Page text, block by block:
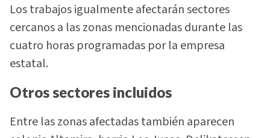
Los trabajos igualmente afectarán sectores
cercanos a las zonas mencionadas durante las
cuatro horas programadas por la empresa
estatal.
Otros sectores incluidos
Entre las zonas afectadas también aparecen